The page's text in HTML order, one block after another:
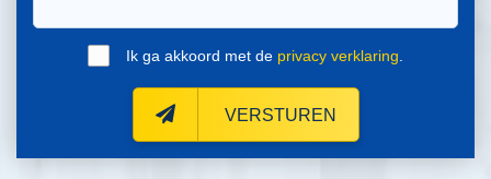
Ik ga akkoord met de privacy verklaring
VERSTUREN